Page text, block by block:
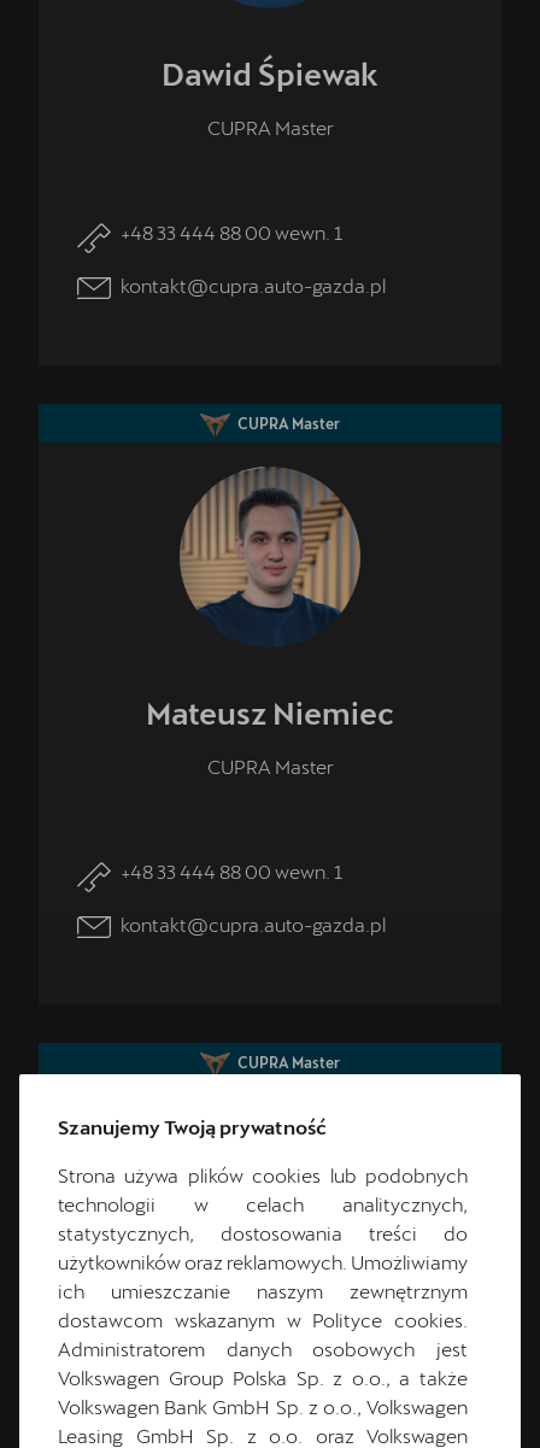
Dawid Śpiewak
CUPRA Master
+48 33 444 88 00 wewn. 1
kontakt@cupra.auto-gazda.pl
CUPRA Master
Mateusz Niemiec
CUPRA Master
+48 33 444 88 00 wewn. 1
kontakt@cupra.auto-gazda.pl
CUPRA Master
Michał Moś
Cupra Master
Szanujemy Twoją prywatność
Strona używa plików cookies lub podobnych
technologii w celach analitycznych,
statystycznych, dostosowania treści do
użytkowników oraz reklamowych. Umożliwiamy
ich umieszczanie naszym zewnętrznym
dostawcom wskazanym w Polityce cookies.
Administratorem danych osobowych jest
Volkswagen Group Polska Sp. z o.o., a także
Volkswagen Bank GmbH Sp. z o.o., Volkswagen
Leasing GmbH Sp. z o.o. oraz Volkswagen